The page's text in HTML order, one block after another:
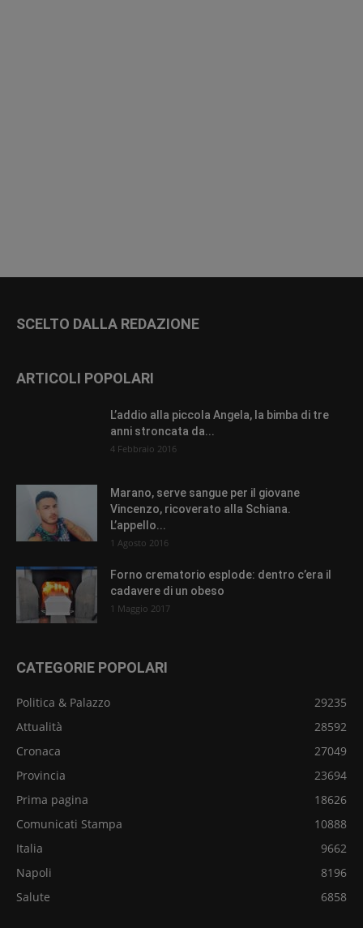
SCELTO DALLA REDAZIONE
ARTICOLI POPOLARI
L’addio alla piccola Angela, la bimba di tre
anni stroncata da...
4 Febbraio 2016
Marano, serve sangue per il giovane
Vincenzo, ricoverato alla Schiana.
L’appello...
1 Agosto 2016
Forno crematorio esplode: dentro c’era il
cadavere di un obeso
1 Maggio 2017
CATEGORIE POPOLARI
Politica & Palazzo
29235
Attualità
28592
Cronaca
27049
Provincia
23694
Prima pagina
18626
Comunicati Stampa
10888
Italia
9662
Napoli
8196
Salute
6858